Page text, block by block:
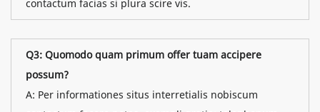
contactum facias si plura scire vis.
Q3: Quomodo quam primum offer tuam accipere
possum?
A: Per informationes situs interretialis nobiscum